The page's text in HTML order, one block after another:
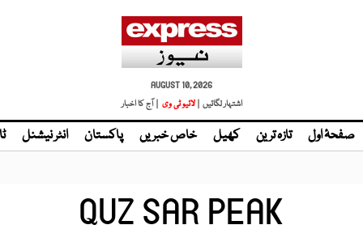
AUGUST 10, 2026
اشتہار لگائیں | لائیو ٹی وی | آج کا اخبار
صفحۂ اول تازہ ترین کھیل خاص خبریں پاکستان انٹر نیشنل
QUZ SAR PEAK